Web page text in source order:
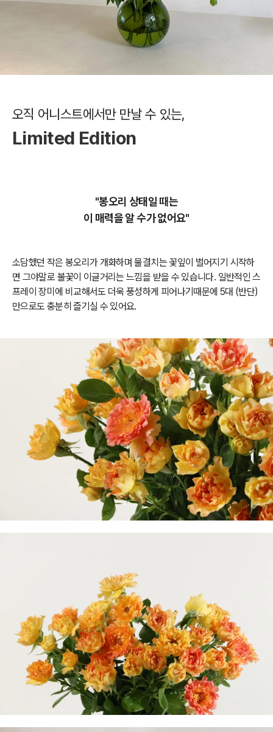
오직 어니스트에서만 만날 수 있는,
Limited Edition
"봉오리 상태일 때는
이 매력을 알 수가 없어요"
소담했던 작은 봉오리가 개화하며 물결치는 꽃잎이 벌어지기 시작하
면 그야말로 불꽃이 이글거리는 느낌을 받을 수 있습니다. 일반적인 스
프레이 장미에 비교해서도 더욱 풍성하게 피어나기때문에 5대 (반단)
만으로도 충분히 즐기실 수 있어요.